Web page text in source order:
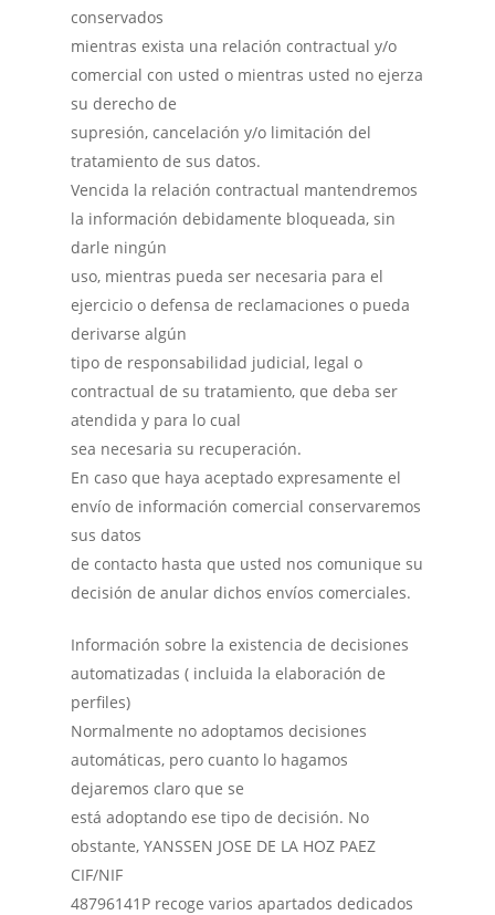
conservados
mientras exista una relación contractual y/o
comercial con usted o mientras usted no ejerza
su derecho de
supresión, cancelación y/o limitación del
tratamiento de sus datos.
Vencida la relación contractual mantendremos
la información debidamente bloqueada, sin
darle ningún
uso, mientras pueda ser necesaria para el
ejercicio o defensa de reclamaciones o pueda
derivarse algún
tipo de responsabilidad judicial, legal o
contractual de su tratamiento, que deba ser
atendida y para lo cual
sea necesaria su recuperación.
En caso que haya aceptado expresamente el
envío de información comercial conservaremos
sus datos
de contacto hasta que usted nos comunique su
decisión de anular dichos envíos comerciales.
Información sobre la existencia de decisiones
automatizadas ( incluida la elaboración de
perfiles)
Normalmente no adoptamos decisiones
automáticas, pero cuanto lo hagamos
dejaremos claro que se
está adoptando ese tipo de decisión. No
obstante, YANSSEN JOSE DE LA HOZ PAEZ
CIF/NIF
48796141P recoge varios apartados dedicados